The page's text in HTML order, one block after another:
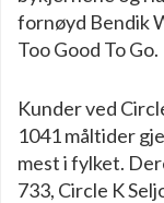
fornøyd Bendik
Too Good To Go.
Kunder ved
1041 måltider
mest i fylket.
733, Circle K